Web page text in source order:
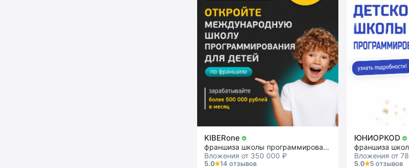
KIBERone
франшиза школы программирования для детей
Вложения от 350 000 ₽
5.0
14 отзывов
ЮНИОРКОD
Вложения от
5.0
5 отзывов